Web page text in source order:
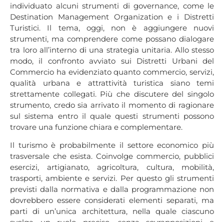
individuato alcuni strumenti di governance, come le
Destination Management Organization e i Distretti
Turistici. Il tema, oggi, non è aggiungere nuovi
strumenti, ma comprendere come possano dialogare
tra loro all’interno di una strategia unitaria. Allo stesso
modo, il confronto avviato sui Distretti Urbani del
Commercio ha evidenziato quanto commercio, servizi,
qualità urbana e attrattività turistica siano temi
strettamente collegati. Più che discutere del singolo
strumento, credo sia arrivato il momento di ragionare
sul sistema entro il quale questi strumenti possono
trovare una funzione chiara e complementare.
Il turismo è probabilmente il settore economico più
trasversale che esista. Coinvolge commercio, pubblici
esercizi, artigianato, agricoltura, cultura, mobilità,
trasporti, ambiente e servizi. Per questo gli strumenti
previsti dalla normativa e dalla programmazione non
dovrebbero essere considerati elementi separati, ma
parti di un’unica architettura, nella quale ciascuno